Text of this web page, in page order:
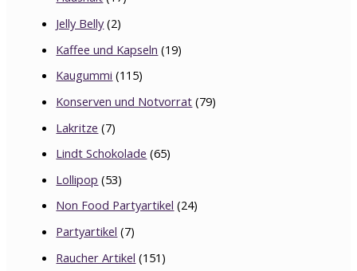
Jelly Belly (2)
Kaffee und Kapseln (19)
Kaugummi (115)
Konserven und Notvorrat (79)
Lakritze (7)
Lindt Schokolade (65)
Lollipop (53)
Non Food Partyartikel (24)
Partyartikel (7)
Raucher Artikel (151)